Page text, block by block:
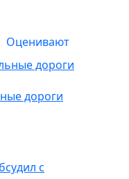
Оценивают
дороги